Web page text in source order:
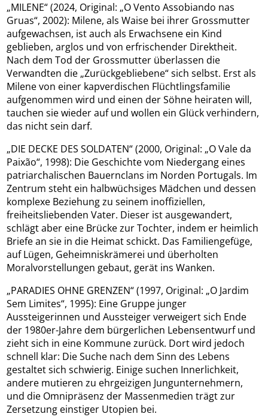
„MILENE“ (2024, Original: „O Vento Assobiando nas
Gruas“, 2002): Milene, als Waise bei ihrer Grossmutter
aufgewachsen, ist auch als Erwachsene ein Kind
geblieben, arglos und von erfrischender Direktheit.
Nach dem Tod der Grossmutter überlassen die
Verwandten die „Zurückgebliebene“ sich selbst. Erst als
Milene von einer kapverdischen Flüchtlingsfamilie
aufgenommen wird und einen der Söhne heiraten will,
tauchen sie wieder auf und wollen ein Glück verhindern,
das nicht sein darf.
„DIE DECKE DES SOLDATEN“ (2000, Original: „O Vale da
Paixão“, 1998): Die Geschichte vom Niedergang eines
patriarchalischen Bauernclans im Norden Portugals. Im
Zentrum steht ein halbwüchsiges Mädchen und dessen
komplexe Beziehung zu seinem inoffiziellen,
freiheitsliebenden Vater. Dieser ist ausgewandert,
schlägt aber eine Brücke zur Tochter, indem er heimlich
Briefe an sie in die Heimat schickt. Das Familiengefüge,
auf Lügen, Geheimniskrämerei und überholten
Moralvorstellungen gebaut, gerät ins Wanken.
„PARADIES OHNE GRENZEN“ (1997, Original: „O Jardim
Sem Limites“, 1995): Eine Gruppe junger
Aussteigerinnen und Aussteiger verweigert sich Ende
der 1980er-Jahre dem bürgerlichen Lebensentwurf und
zieht sich in eine Kommune zurück. Dort wird jedoch
schnell klar: Die Suche nach dem Sinn des Lebens
gestaltet sich schwierig. Einige suchen Innerlichkeit,
andere mutieren zu ehrgeizigen Jungunternehmern,
und die Omnipräsenz der Massenmedien trägt zur
Zersetzung einstiger Utopien bei.